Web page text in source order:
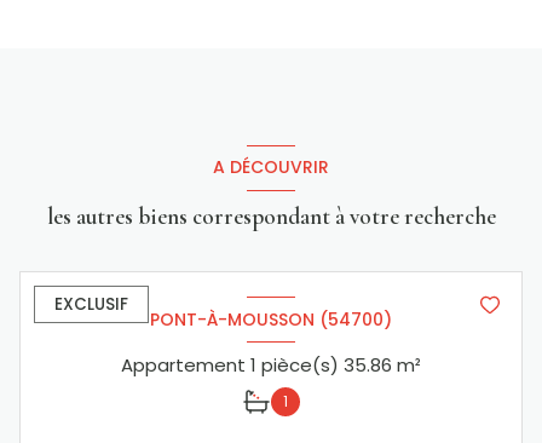
A DÉCOUVRIR
les autres biens correspondant à votre recherche
EXCLUSIF
PONT-À-MOUSSON (54700)
Appartement 1 pièce(s) 35.86 m²
1